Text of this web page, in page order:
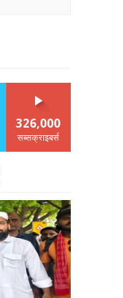
326,000
सब्सक्राइबर्स